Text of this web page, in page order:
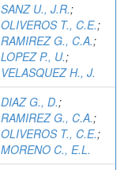
SANZ U., J.R.;
OLIVEROS T., C.E.;
RAMIREZ G., C.A.;
LOPEZ P., U.;
VELASQUEZ H., J.
DIAZ G., D.;
RAMIREZ G., C.A.;
OLIVEROS T., C.E.;
MORENO C., E.L.